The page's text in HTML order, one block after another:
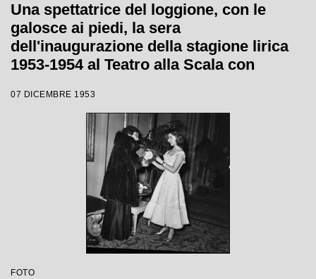
Una spettatrice del loggione, con le
galosce ai piedi, la sera
dell'inaugurazione della stagione lirica
1953-1954 al Teatro alla Scala con
diretta da Carlo Maria Giulini
07 DICEMBRE 1953
FOTO